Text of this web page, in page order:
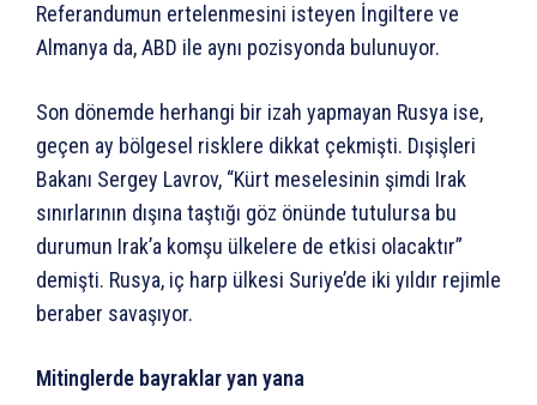
Referandumun ertelenmesini isteyen İngiltere ve
Almanya da, ABD ile aynı pozisyonda bulunuyor.
Son dönemde herhangi bir izah yapmayan Rusya ise,
geçen ay bölgesel risklere dikkat çekmişti. Dışişleri
Bakanı Sergey Lavrov, “Kürt meselesinin şimdi Irak
sınırlarının dışına taştığı göz önünde tutulursa bu
durumun Irak’a komşu ülkelere de etkisi olacaktır”
demişti. Rusya, iç harp ülkesi Suriye’de iki yıldır rejimle
beraber savaşıyor.
Mitinglerde bayraklar yan yana